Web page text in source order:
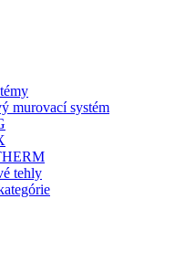
murovací systém
tehly